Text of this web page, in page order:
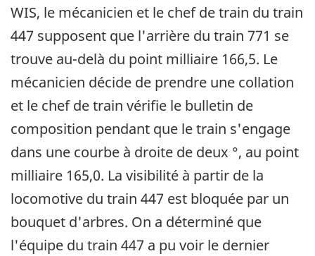
WIS, le mécanicien et le chef de train du train
447 supposent que l'arrière du train 771 se
trouve au-delà du point milliaire 166,5. Le
mécanicien décide de prendre une collation
et le chef de train vérifie le bulletin de
composition pendant que le train s'engage
dans une courbe à droite de deux °, au point
milliaire 165,0. La visibilité à partir de la
locomotive du train 447 est bloquée par un
bouquet d'arbres. On a déterminé que
l'équipe du train 447 a pu voir le dernier